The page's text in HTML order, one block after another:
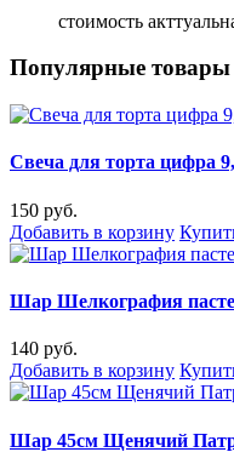
стоимость
Популярные товары
Свеча для торта цифра
150 руб.
Добавить в корзину
Шар Шелкография
140 руб.
Добавить в корзину
Шар 45см Щенячий